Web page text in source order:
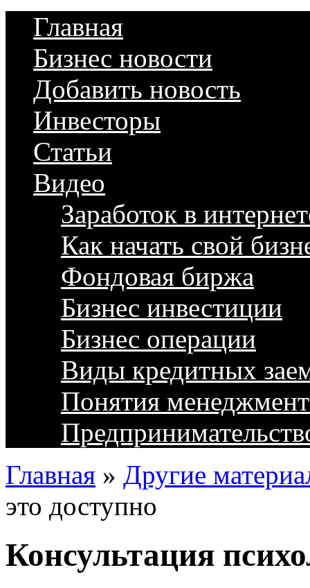
Главная
Бизнес новости
Добавить новость
Инвесторы
Статьи
Видео
Заработок в
Как начать свой
Фондовая биржа
Бизнес инвестиции
Бизнес операции
Виды кредитных
Понятия
Главная » Другие
это доступно
Консультация